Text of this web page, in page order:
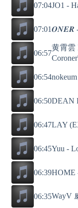
07:04JO1 -
07:01𝑶𝑵𝑬𝑹 -
06:57
黄霄雲
06:54
06:50DEAN
06:47LAY
06:45Yuu -
06:39HOME
06:35WayV